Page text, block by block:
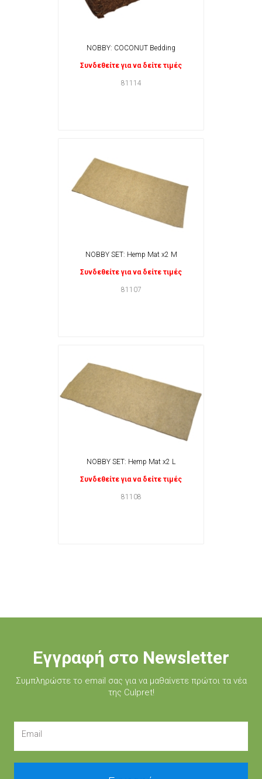
NOBBY: COCONUT Bedding
Συνδεθείτε για να δείτε τιμές
81114
NOBBY SET: Hemp Mat x2 M
Συνδεθείτε για να δείτε τιμές
81107
NOBBY SET: Hemp Mat x2 L
Συνδεθείτε για να δείτε τιμές
81108
Εγγραφή στο Newsletter
Συμπληρώστε τo email σας για να μαθαίνετε πρώτοι τα νέα
της Culpret!
Email